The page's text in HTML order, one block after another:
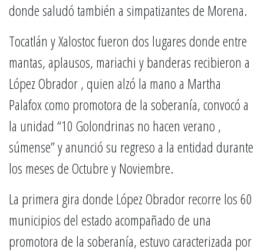
donde saludó también a simpatizantes de Morena.
Tocatlán y Xalostoc fueron dos lugares donde entre
mantas, aplausos, mariachi y banderas recibieron a
López Obrador , quien alzó la mano a Martha
Palafox como promotora de la soberanía, convocó a
la unidad “10 Golondrinas no hacen verano ,
súmense” y anunció su regreso a la entidad durante
los meses de Octubre y Noviembre.
La primera gira donde López Obrador recorre los 60
municipios del estado acompañado de una
promotora de la soberanía, estuvo caracterizada por